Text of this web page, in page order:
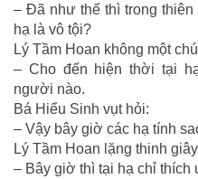
– Đã như thế thì trong
hạ là vô tội?
Lý Tầm Hoan không một
– Cho đến hiện thời tại
người nào.
Bá Hiểu Sinh vụt hỏi:
– Vậy bây giờ các hạ tính
Lý Tầm Hoan lặng thinh
– Bây giờ thì tại hạ chỉ thích